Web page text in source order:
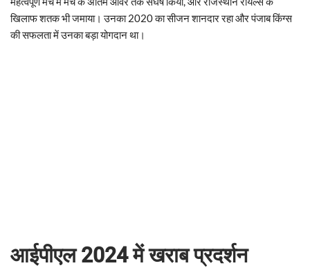
खिलाफ शतक भी जमाया। उनका 2020 का सीजन शानदार रहा और पंजाब किंग्स
की सफलता में उनका बड़ा योगदान था।
आईपीएल 2024 में खराब प्रदर्शन